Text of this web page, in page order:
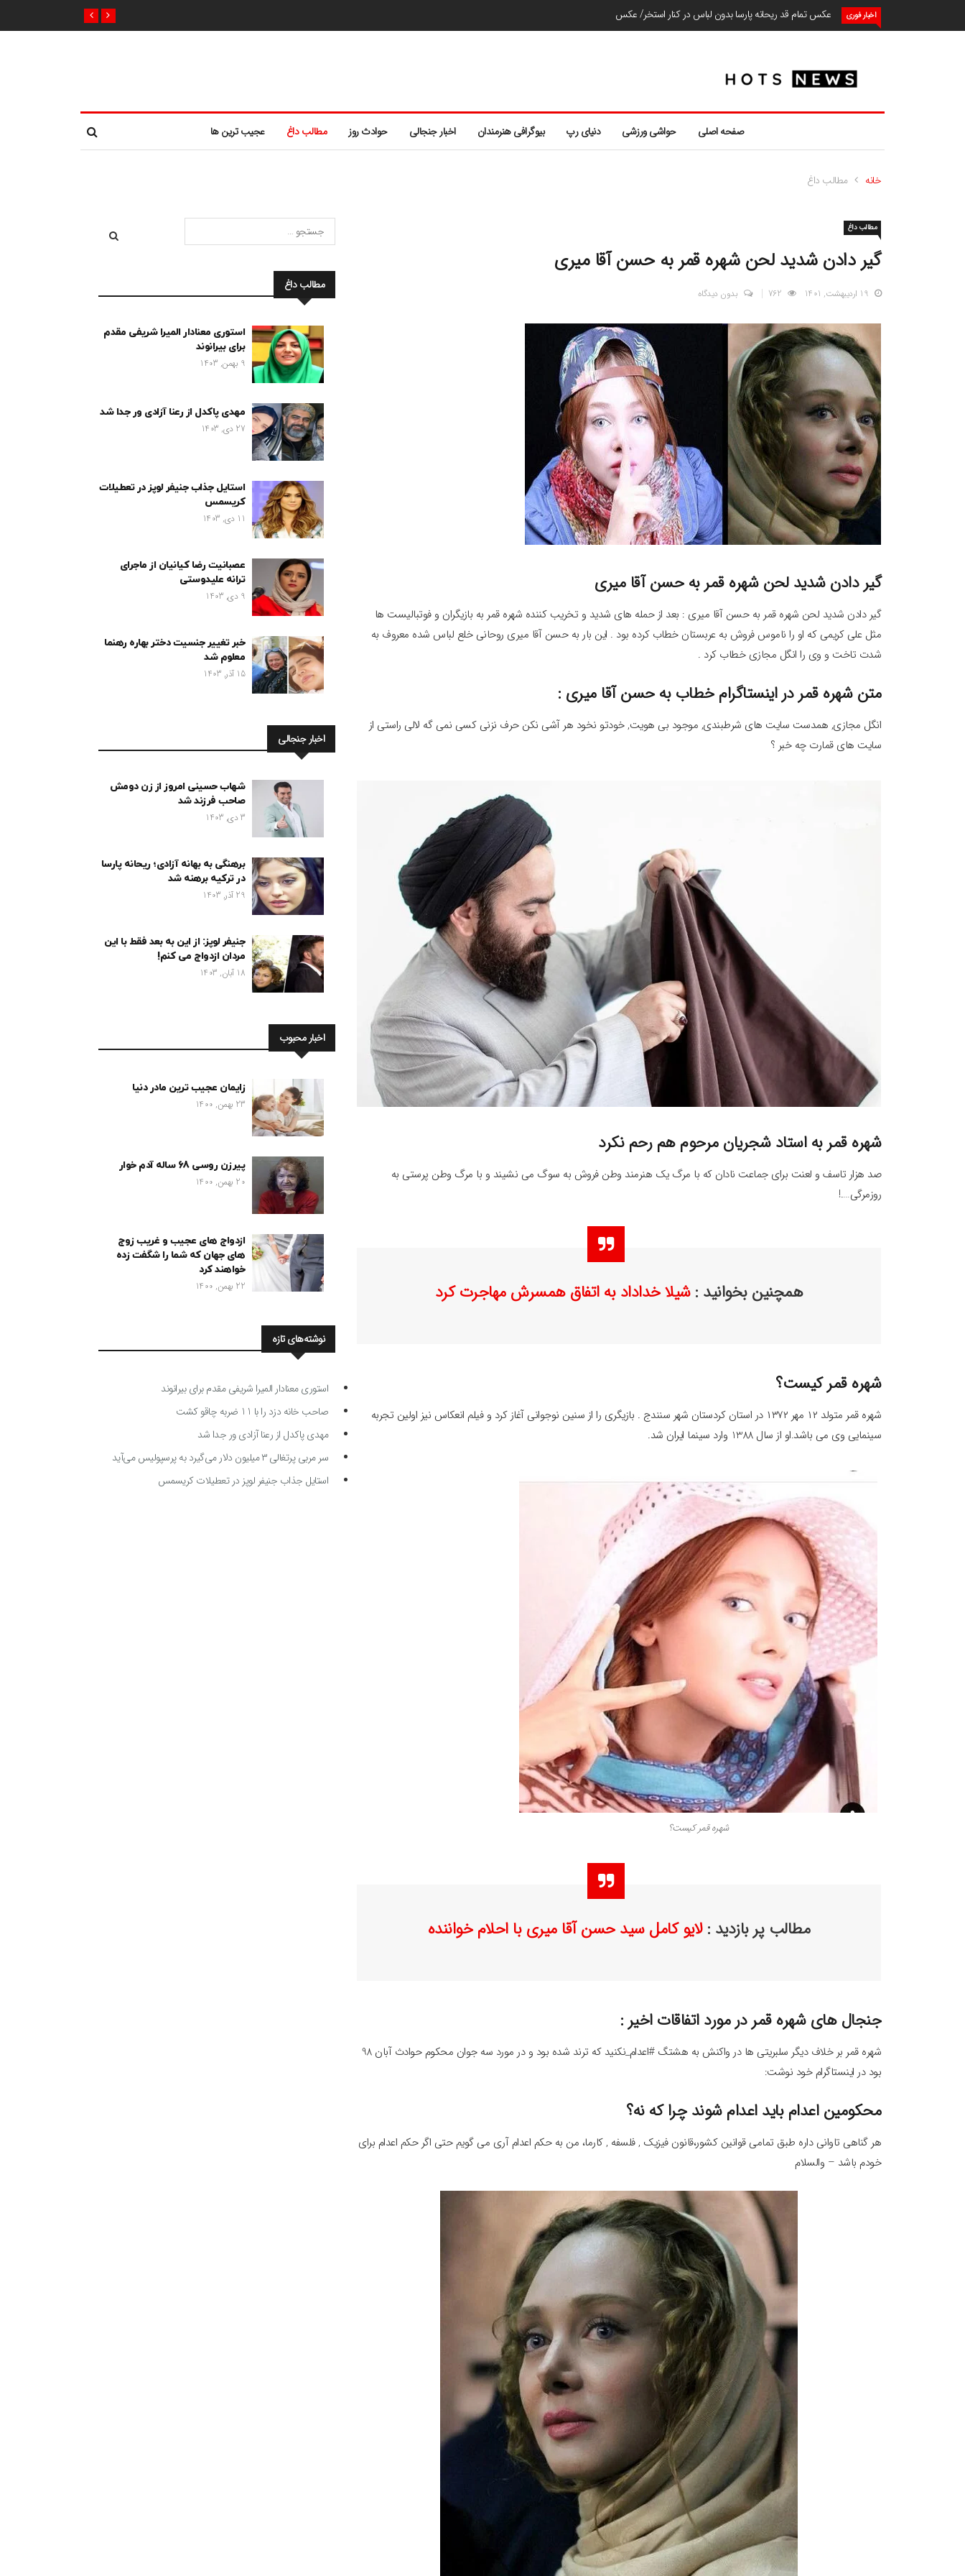
اخبار فوری عکس تمام قد ریحانه پارسا بدون لباس در کنار استخر/ عکس
صفحه اصلی حواشی ورزشی دنیای رپ بیوگرافی هنرمندان اخبار جنجالی حوادث روز مطالب داغ عجیب ترین ها
خانه مطالب داغ
مطالب داغ
گیر دادن شدید لحن شهره قمر به حسن آقا میری
19 اردیبهشت, 1401 بدون دیدگاه
گیر دادن شدید لحن شهره قمر به حسن آقا میری
گیر دادن شدید لحن شهره قمر به حسن آقا میری : بعد از حمله های شدید و تخریب کننده شهره قمر به بازیگران و فوتبالیست ها
مثل علی کریمی که او را ناموس فروش به عربستان خطاب کرده بود . این بار به حسن آقا میری روحانی خلع لباس شده معروف به
شدت تاخت و وی را انگل مجازی خطاب کرد .
متن شهره قمر در اینستاگرام خطاب به حسن آقا میری :
انگل مجازی, همدست سایت های شرطبندی, موجود بی هویت, خودتو نخود هر آشی نکن حرف نزنی کسی نمی گه لالی راستی از
سایت های قمارت چه خبر ؟
شهره قمر به استاد شجریان مرحوم هم رحم نکرد
صد هزار تاسف و لعنت برای جماعت نادان که با مرگ یک هنرمند وطن فروش به سوگ می نشیند و با مرگ وطن پرستی به
روزمرگی….!
همچنین بخوانید : شیلا خداداد به اتفاق همسرش مهاجرت کرد
شهره قمر کیست؟
شهره قمر متولد ۱۲ مهر ۱۳۷۲ در استان کردستان شهر سنندج . بازیگری را از سنین نوجوانی آغاز کرد و فیلم انعکاس نیز اولین تجربه
سینمایی وی می باشد.او از سال 1388 وارد سینما ایران شد.
شهره قمر کیست؟
مطالب پر بازدید :لایو کامل سید حسن آقا میری با احلام خواننده
جنجال های شهره قمر در مورد اتفاقات اخیر :
شهره قمر بر خلاف دیگر سلبریتی ها در واکنش به هشتگ #اعدام_نکنید که ترند شده بود و در مورد سه جوان محکوم حوادث آبان 98
بود در اینستاگرام خود نوشت:
محکومین اعدام باید اعدام شوند چرا که نه؟
هر گناهی تاوانی داره طبق تمامی قوانین کشور،قانون فیزیک , فلسفه , کارما، من به حکم اعدام آری می گویم حتی اگر حکم اعدام برای
خودم باشد – والسلام
مطالب داغ
استوری معنادار المیرا شریفی مقدم
برای بیرانوند
9 بهمن, 1403
مهدی پاکدل از رعنا آزادی ور جدا شد
27 دی, 1403
استایل جذاب جنیفر لوپز در تعطیلات
کریسمس
11 دی, 1403
عصبانیت رضا کیانیان از ماجرای
ترانه علیدوستی
9 دی, 1403
خبر تغییر جنسیت دختر بهاره رهنما
معلوم شد
15 آذر, 1403
اخبار جنجالی
شهاب حسینی امروز از زن دومش
صاحب فرزند شد
3 دی, 1403
برهنگی به بهانه آزادی؛ ریحانه پارسا
در ترکیه برهنه شد
29 آذر, 1403
جنیفر لوپز: از این به بعد فقط با این
مردان ازدواج می کنم!
18 آبان, 1403
اخبار محبوب
زایمان عجیب ترین مادر دنیا
23 بهمن, 1400
پیرزن روسی 68 ساله آدم خوار
20 بهمن, 1400
ازدواج های عجیب و غریب زوج
های جهان که شما را شگفت زده
خواهند کرد
22 بهمن, 1400
نوشته‌های تازه
استوری معنادار المیرا شریفی مقدم برای بیرانوند
صاحب خانه دزد را با 11 ضربه چاقو کشت
مهدی پاکدل از رعنا آزادی ور جدا شد
سر مربی پرتغالی ۳ میلیون دلار می‌گیرد به پرسپولیس می‌آید
استایل جذاب جنیفر لوپز در تعطیلات کریسمس